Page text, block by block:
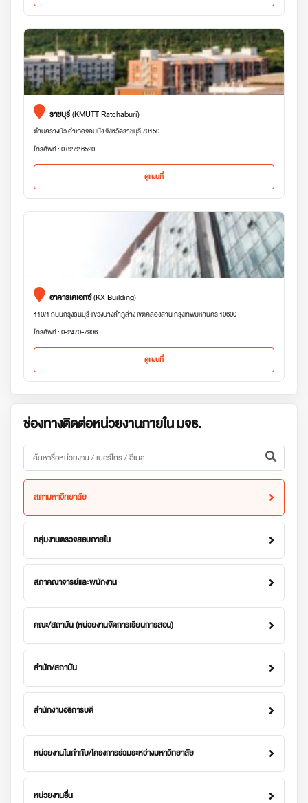
ราชบุรี(KMUTT Ratchaburi)
ตำบลรางบัว อำเภอจอมบึง จังหวัดราชบุรี 70150
โทรศัพท์ : 0 3272 6520
ดูแผนที่
อาคารเคเอกซ์(KX Building)
110/1 ถนนกรุงธนบุรี แขวงบางลำภูล่าง เขตคลองสาน กรุงเทพมหานคร 10600
โทรศัพท์ : 0-2470-7906
ดูแผนที่
ช่องทางติดต่อหน่วยงานภายใน มจธ.
สภามหาวิทยาลัย
กลุ่มงานตรวจสอบภายใน
สภาคณาจารย์และพนักงาน
คณะ/สถาบัน (หน่วยงานจัดการเรียนการสอน)
สำนัก/สถาบัน
สำนักงานอธิการบดี
หน่วยงานในกำกับ/โครงการร่วมระหว่างมหาวิทยาลัย
หน่วยงานอื่น